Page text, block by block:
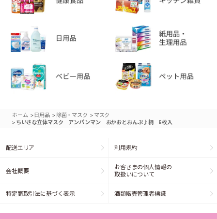
ホーム > 日用品 > 除菌・マスク > マスク
> ちいさな立体マスク アンパンマン おかおとおんぷ♪柄 5枚入
配送エリア 利用規約
会社概要
お客さまの個人情報の
取扱いについて
特定商取引法に基づく表示 酒類販売管理者標識